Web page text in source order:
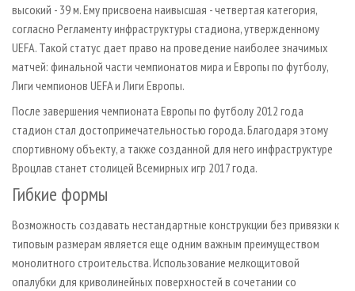
высокий - 39 м. Ему присвоена наивысшая - четвертая категория,
согласно Регламенту инфраструктуры стадиона, утвержденному
UEFA. Такой статус дает право на проведение наиболее значимых
матчей: финальной части чемпионатов мира и Европы по футболу,
Лиги чемпионов UEFA и Лиги Европы.
После завершения чемпионата Европы по футболу 2012 года
стадион стал достопримечательностью города. Благодаря этому
спортивному объекту, а также созданной для него инфраструктуре
Вроцлав станет столицей Всемирных игр 2017 года.
Гибкие формы
Возможность создавать нестандартные конструкции без привязки к
типовым размерам является еще одним важным преимуществом
монолитного строительства. Использование мелкощитовой
опалубки для криволинейных поверхностей в сочетании со